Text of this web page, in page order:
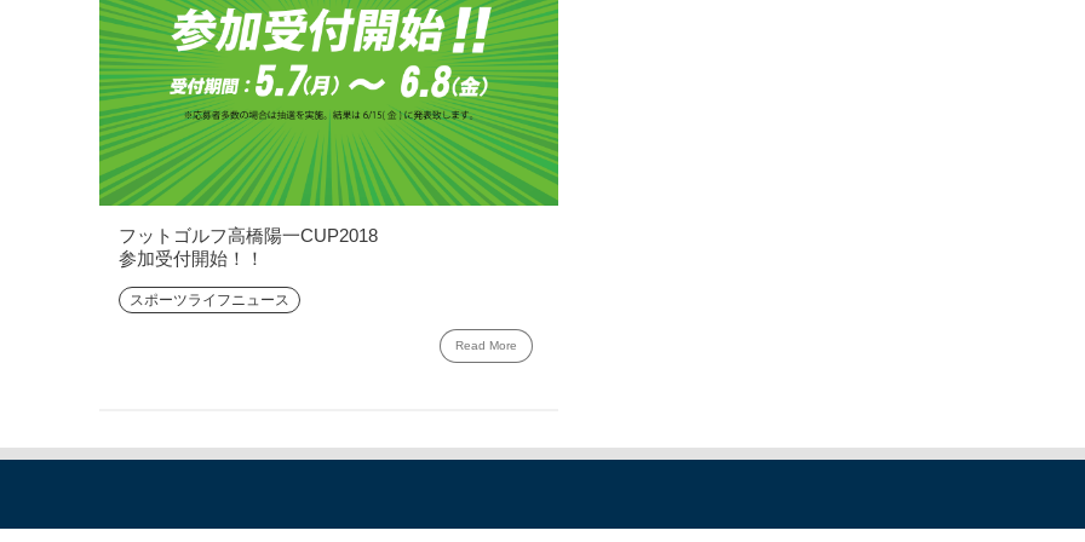
フットゴルフ高橋陽一CUP2018
参加受付開始！！
スポーツライフニュース
Read More